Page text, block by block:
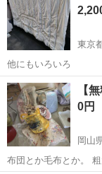
東京
他にもいろいろ
東京 練馬区
【
0円
岡山
布団とか毛布とか。